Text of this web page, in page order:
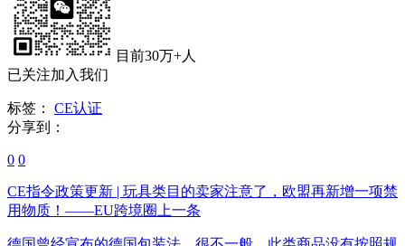
目前30万+人
已关注加入我们
标签：
CE认证
分享到：
0 0
CE指令政策更新 | 玩具类目的卖家注意了，欧盟再新增一项禁
用物质！——EU跨境圈 上一条